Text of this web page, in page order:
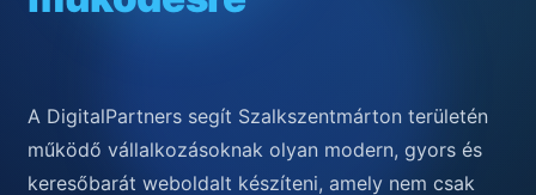
A DigitalPartners segít Szalkszentmárton területén
működő vállalkozásoknak olyan modern, gyors és
keresőbarát weboldalt készíteni, amely nem csak